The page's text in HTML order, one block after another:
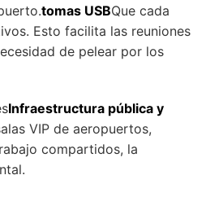
tomas USBQue cada
Esto facilita las reuniones
de pelear por los
Infraestructura pública y
VIP de aeropuertos,
compartidos, la